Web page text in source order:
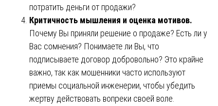
потратить деньги от продажи?
Критичность мышления и оценка мотивов.
Почему Вы приняли решение о продаже? Есть ли у
Вас сомнения? Понимаете ли Вы, что
подписываете договор добровольно? Это крайне
важно, так как мошенники часто используют
приемы социальной инженерии, чтобы убедить
жертву действовать вопреки своей воле.